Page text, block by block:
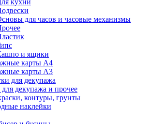
для часов и часовые механизмы
и ящики
карты А4
карты А3
для декупажа
для декупажа и прочее
контуры, грунты
наклейки